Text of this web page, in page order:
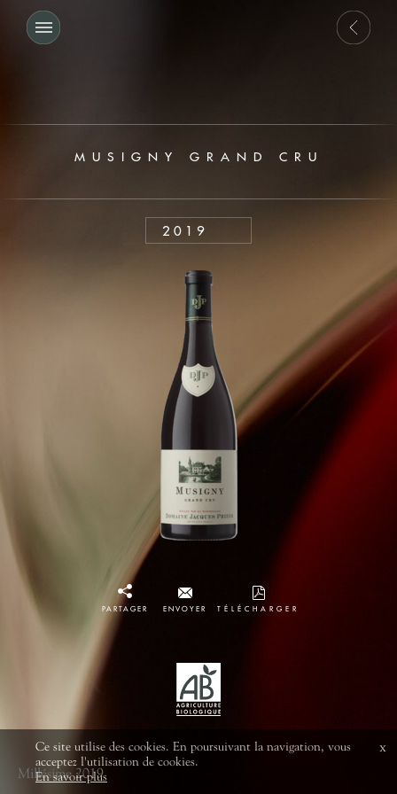
MUSIGNY GRAND CRU
2019
PARTAGER ENVOYER TÉLÉCHARGER
Millésime 2019
Ce site utilise des cookies. En poursuivant la navigation, vous
acceptez l'utilisation de cookies.
En savoir plus
x